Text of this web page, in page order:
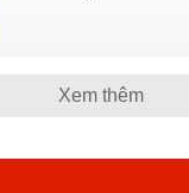
Xem thêm